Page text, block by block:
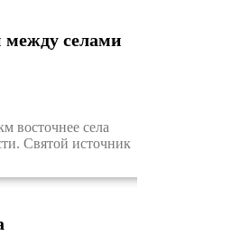
между селами
восточнее села
Святой источник